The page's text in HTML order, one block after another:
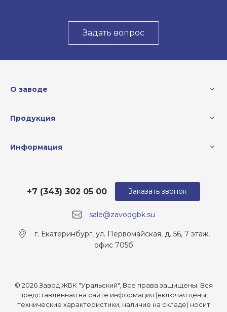
Задать вопрос
О заводе
Продукция
Информация
sale@zavodgbk.su
+7 (343) 302 05 00
г. Екатеринбург, ул. Первомайская, д. 56, 7 этаж,
офис 705б
Заказать звонок
© 2026 Завод ЖБК "Уральский", Все права защищены. Вся
представленная на сайте информация (включая цены,
технические характеристики, наличие на складе) носит